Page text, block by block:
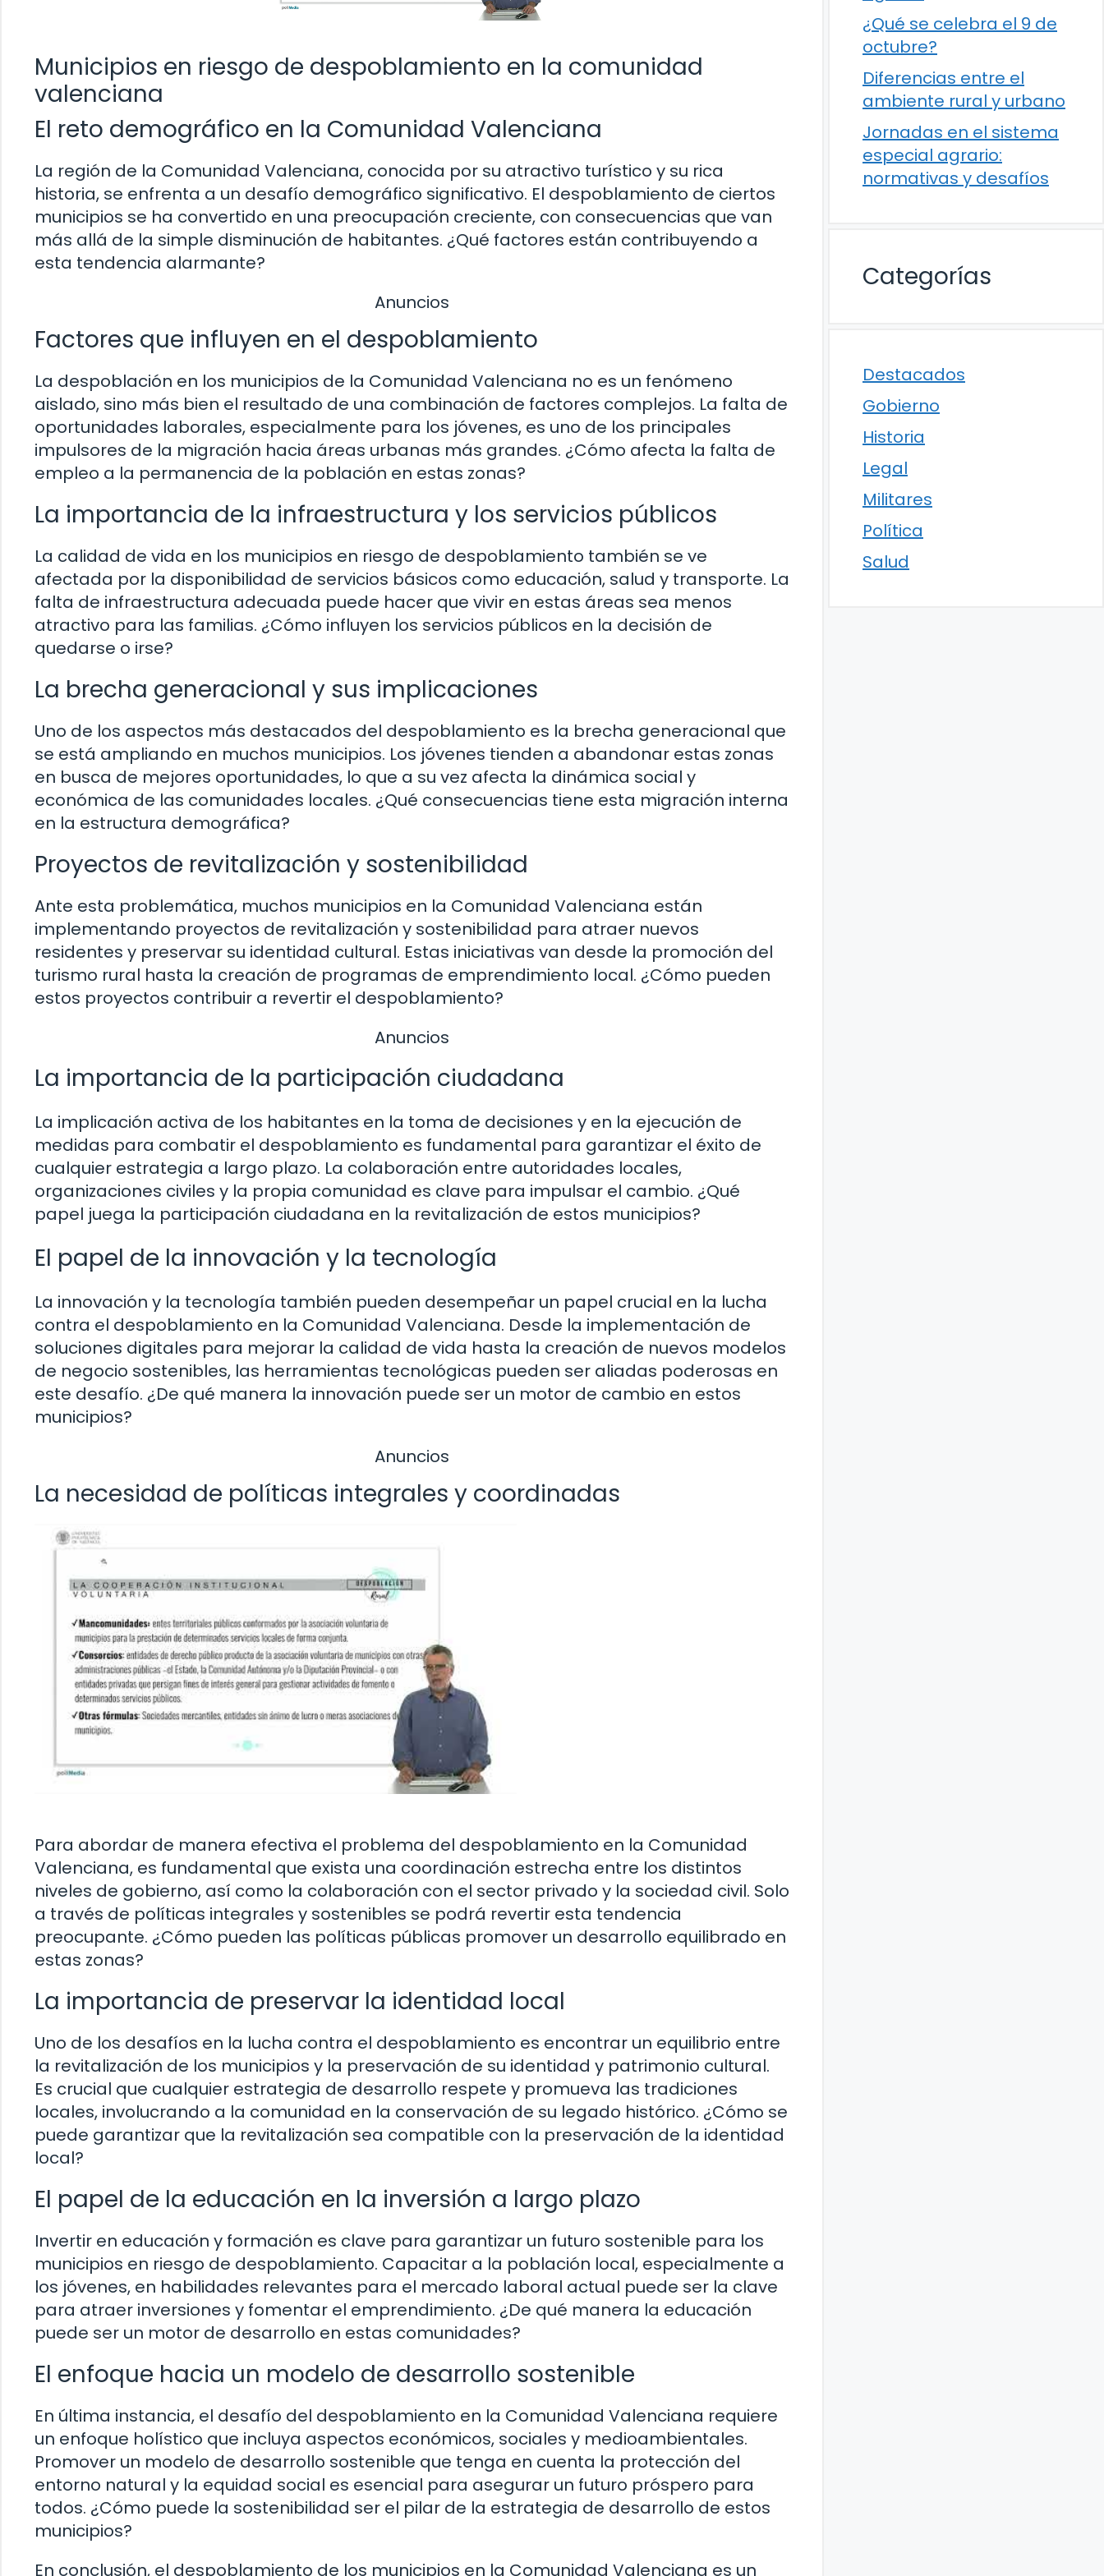
Municipios en riesgo de despoblamiento en la comunidad
valenciana
El reto demográfico en la Comunidad Valenciana
La región de la Comunidad Valenciana, conocida por su atractivo turístico y su rica
historia, se enfrenta a un desafío demográfico significativo. El despoblamiento de ciertos
municipios se ha convertido en una preocupación creciente, con consecuencias que van
más allá de la simple disminución de habitantes. ¿Qué factores están contribuyendo a
esta tendencia alarmante?
Anuncios
Factores que influyen en el despoblamiento
La despoblación en los municipios de la Comunidad Valenciana no es un fenómeno
aislado, sino más bien el resultado de una combinación de factores complejos. La falta de
oportunidades laborales, especialmente para los jóvenes, es uno de los principales
impulsores de la migración hacia áreas urbanas más grandes. ¿Cómo afecta la falta de
empleo a la permanencia de la población en estas zonas?
La importancia de la infraestructura y los servicios públicos
La calidad de vida en los municipios en riesgo de despoblamiento también se ve
afectada por la disponibilidad de servicios básicos como educación, salud y transporte. La
falta de infraestructura adecuada puede hacer que vivir en estas áreas sea menos
atractivo para las familias. ¿Cómo influyen los servicios públicos en la decisión de
quedarse o irse?
La brecha generacional y sus implicaciones
Uno de los aspectos más destacados del despoblamiento es la brecha generacional que
se está ampliando en muchos municipios. Los jóvenes tienden a abandonar estas zonas
en busca de mejores oportunidades, lo que a su vez afecta la dinámica social y
económica de las comunidades locales. ¿Qué consecuencias tiene esta migración interna
en la estructura demográfica?
Proyectos de revitalización y sostenibilidad
Ante esta problemática, muchos municipios en la Comunidad Valenciana están
implementando proyectos de revitalización y sostenibilidad para atraer nuevos
residentes y preservar su identidad cultural. Estas iniciativas van desde la promoción del
turismo rural hasta la creación de programas de emprendimiento local. ¿Cómo pueden
estos proyectos contribuir a revertir el despoblamiento?
Anuncios
La importancia de la participación ciudadana
La implicación activa de los habitantes en la toma de decisiones y en la ejecución de
medidas para combatir el despoblamiento es fundamental para garantizar el éxito de
cualquier estrategia a largo plazo. La colaboración entre autoridades locales,
organizaciones civiles y la propia comunidad es clave para impulsar el cambio. ¿Qué
papel juega la participación ciudadana en la revitalización de estos municipios?
El papel de la innovación y la tecnología
La innovación y la tecnología también pueden desempeñar un papel crucial en la lucha
contra el despoblamiento en la Comunidad Valenciana. Desde la implementación de
soluciones digitales para mejorar la calidad de vida hasta la creación de nuevos modelos
de negocio sostenibles, las herramientas tecnológicas pueden ser aliadas poderosas en
este desafío. ¿De qué manera la innovación puede ser un motor de cambio en estos
municipios?
Anuncios
La necesidad de políticas integrales y coordinadas
Para abordar de manera efectiva el problema del despoblamiento en la Comunidad
Valenciana, es fundamental que exista una coordinación estrecha entre los distintos
niveles de gobierno, así como la colaboración con el sector privado y la sociedad civil. Solo
a través de políticas integrales y sostenibles se podrá revertir esta tendencia
preocupante. ¿Cómo pueden las políticas públicas promover un desarrollo equilibrado en
estas zonas?
La importancia de preservar la identidad local
Uno de los desafíos en la lucha contra el despoblamiento es encontrar un equilibrio entre
la revitalización de los municipios y la preservación de su identidad y patrimonio cultural.
Es crucial que cualquier estrategia de desarrollo respete y promueva las tradiciones
locales, involucrando a la comunidad en la conservación de su legado histórico. ¿Cómo se
puede garantizar que la revitalización sea compatible con la preservación de la identidad
local?
El papel de la educación en la inversión a largo plazo
Invertir en educación y formación es clave para garantizar un futuro sostenible para los
municipios en riesgo de despoblamiento. Capacitar a la población local, especialmente a
los jóvenes, en habilidades relevantes para el mercado laboral actual puede ser la clave
para atraer inversiones y fomentar el emprendimiento. ¿De qué manera la educación
puede ser un motor de desarrollo en estas comunidades?
El enfoque hacia un modelo de desarrollo sostenible
En última instancia, el desafío del despoblamiento en la Comunidad Valenciana requiere
un enfoque holístico que incluya aspectos económicos, sociales y medioambientales.
Promover un modelo de desarrollo sostenible que tenga en cuenta la protección del
entorno natural y la equidad social es esencial para asegurar un futuro próspero para
todos. ¿Cómo puede la sostenibilidad ser el pilar de la estrategia de desarrollo de estos
municipios?
En conclusión, el despoblamiento de los municipios en la Comunidad Valenciana es un
¿Qué se celebra el 9 de
octubre?
Diferencias entre el
ambiente rural y urbano
Jornadas en el sistema
especial agrario:
normativas y desafíos
Categorías
Destacados
Gobierno
Historia
Legal
Militares
Política
Salud